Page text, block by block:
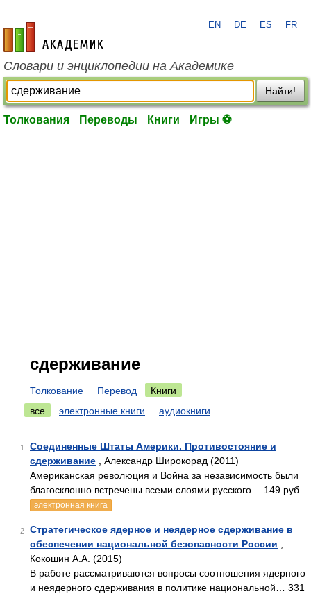
academic.ru
EN DE ES FR
Словари и энциклопедии на Академике
Найти!
Толкования Переводы Книги Игры ⚽
сдерживание
Толкование Перевод
Книги
все
электронные книги аудиокниги
1
Соединенные Штаты Америки. Противостояние и
сдерживание , Александр Широкорад (2011)
Американская революция и Война за независимость были
благосклонно встречены всеми слоями русского… 149 руб
электронная книга
2
Стратегическое ядерное и неядерное сдерживание в
обеспечении национальной безопасности России
Кокошин А.А. (2015)
В работе рассматриваются вопросы соотношения ядерного
и неядерного сдерживания в политике национальной… 331